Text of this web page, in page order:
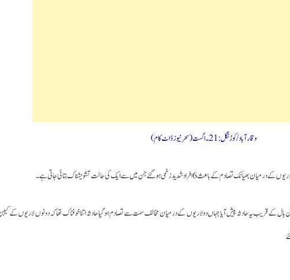
وقارآباد/کوڑنگل: 21۔اگست(سحرنیوزڈاٹ کام)
شدید زخمی ہوگئے جن میں سے ایک کی حالت تشویشناک بتائی جاتی ہے۔
ہال کے قریب یہ حادثہ پیش آیا جہاں دو لاریوں کے درمیان مخالف سمت سے تصادم ہوگیاحادثہ اتنا خوفناک تھا کہ دونوں لاریوں کے